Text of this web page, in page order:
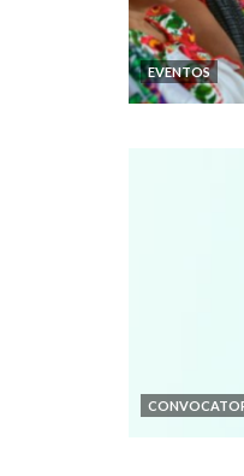
EVENTOS